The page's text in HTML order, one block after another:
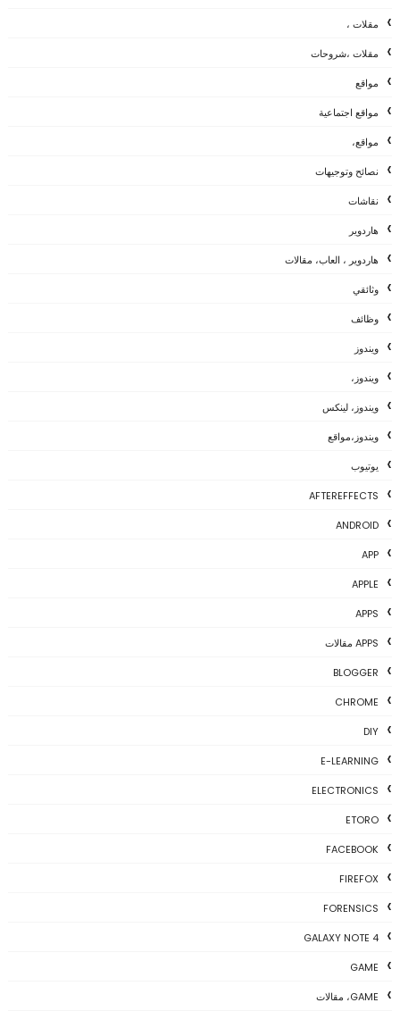
مقلات ،
مقلات ،شروحات
مواقع
مواقع اجتماعية
مواقع،
نصائح وتوجيهات
نقاشات
هاردوير
هاردوير ، العاب، مقالات
وثائقي
وظائف
ويندوز
ويندوز،
ويندوز، لينكس
ويندوز،مواقع
يوتيوب
AFTEREFFECTS
ANDROID
APP
APPLE
APPS
APPS مقالات
BLOGGER
CHROME
DIY
E-LEARNING
ELECTRONICS
ETORO
FACEBOOK
FIREFOX
FORENSICS
GALAXY NOTE 4
GAME
GAME، مقالات